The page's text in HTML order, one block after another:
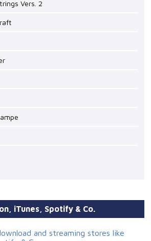
Vers. 2
iTunes, Spotify & Co.
and streaming stores like